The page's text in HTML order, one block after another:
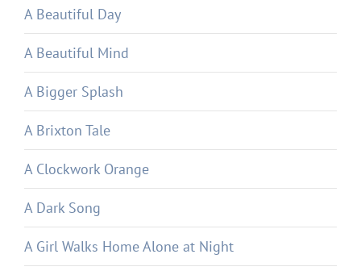
A Beautiful Day
A Beautiful Mind
A Bigger Splash
A Brixton Tale
A Clockwork Orange
A Dark Song
A Girl Walks Home Alone at Night